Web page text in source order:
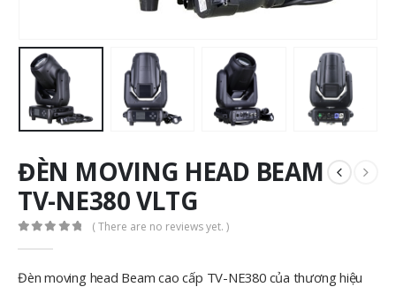
ĐÈN MOVING HEAD BEAM
TV-NE380 VLTG
( There are no reviews yet. )
Đèn moving head Beam cao cấp TV-NE380 của thương hiệu